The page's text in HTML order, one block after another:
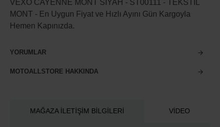
VEXO CAYENNE MONT SİYAH - ST00111 - TEKSTİL
MONT - En Uygun Fiyat ve Hızlı Ayını Gün Kargoyla
Hemen Kapınızda.
YORUMLAR
MOTOALLSTORE HAKKINDA
MAĞAZA İLETIŞIM BILGILERI VIDEO